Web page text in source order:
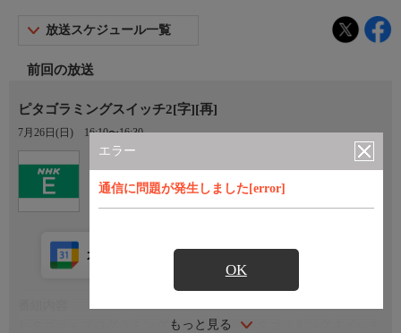
エラー
通信に問題が発生しました[error]
OK
放送スケジュール一覧
前回の放送
ピタゴラミングスイッチ2[字][再]
7月26日(日) 16:10〜16:30
もっと見る
カレンダー登録 アプリ視聴
ピタゴラ＋プログラミング、その名も「ピタゴラミングスイッチ